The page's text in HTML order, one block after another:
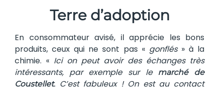
Terre d’adoption
En consommateur avisé, il apprécie les bons
produits, ceux qui ne sont pas « gonflés» à la
chimie. « Ici on peut avoir des échanges très
intéressants, par exemple sur le marché de
Coustellet. C’est fabuleux ! On est au contact